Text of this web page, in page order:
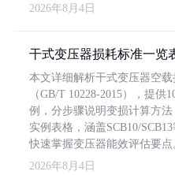
2026年8月4日
干式变压器损耗标准一览
本文详细解析干式变压器空
（GB/T 10228-2015），提供
例，分步骤说明变损计算方
实例表格，涵盖SCB10/
快速掌握变压器能效评估要点
2026年8月4日